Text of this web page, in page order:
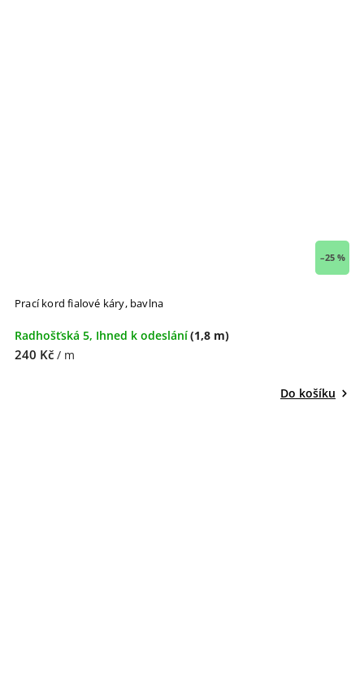
–25 %
Prací kord fialové káry, bavlna
Radhošťská 5, Ihned k odeslání(1,8 m)
240 Kč / m
Do košíku